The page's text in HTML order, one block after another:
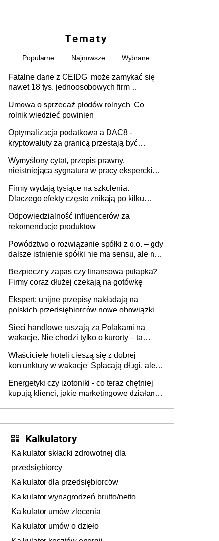
Tematy
Popularne Najnowsze Wybrane
Fatalne dane z CEIDG: może zamykać się
nawet 18 tys. jednoosobowych firm
Umowa o sprzedaż płodów rolnych. Co
rolnik wiedzieć powinien
Optymalizacja podatkowa a DAC8 -
kryptowaluty za granicą przestają być
Wymyślony cytat, przepis prawny,
nieistniejąca sygnatura w pracy eksperckiej -
firmie
Firmy wydają tysiące na szkolenia.
Dlaczego efekty często znikają po kilku
Odpowiedzialność influencerów za
rekomendacje produktów
Powództwo o rozwiązanie spółki z o.o. – gdy
dalsze istnienie spółki nie ma sensu, ale nie
Bezpieczny zapas czy finansowa pułapka?
Firmy coraz dłużej czekają na gotówkę
Ekspert: unijne przepisy nakładają na
polskich przedsiębiorców nowe obowiązki w
Sieci handlowe ruszają za Polakami na
wakacje. Nie chodzi tylko o kurorty – ta
tam, gdzie wielu spędzi urlop po cichu
Właściciele hoteli cieszą się z dobrej
koniunktury w wakacje. Spłacają długi, ale
Energetyki czy izotoniki - co teraz chętniej
kupują klienci, jakie marketingowe działania
Kalkulatory
Kalkulator składki zdrowotnej dla
przedsiębiorcy
Kalkulator dla przedsiębiorców
Kalkulator wynagrodzeń brutto/netto
Kalkulator umów zlecenia
Kalkulator umów o dzieło